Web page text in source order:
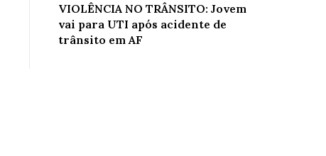
VIOLÊNCIA NO TRÂNSITO: Jovem
vai para UTI após acidente de
trânsito em AF